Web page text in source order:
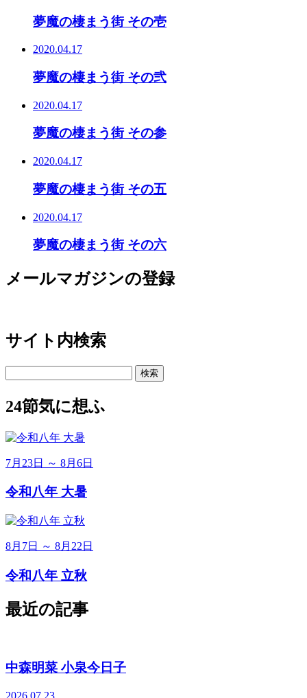
夢魔の棲まう街 その壱
2020.04.17
夢魔の棲まう街 その弐
2020.04.17
夢魔の棲まう街 その参
2020.04.17
夢魔の棲まう街 その五
2020.04.17
夢魔の棲まう街 その六
メールマガジンの登録
サイト内検索
24節気に想ふ
7月23日 ～ 8月6日
令和八年 大暑
8月7日 ～ 8月22日
令和八年 立秋
最近の記事
中森明菜 小泉今日子